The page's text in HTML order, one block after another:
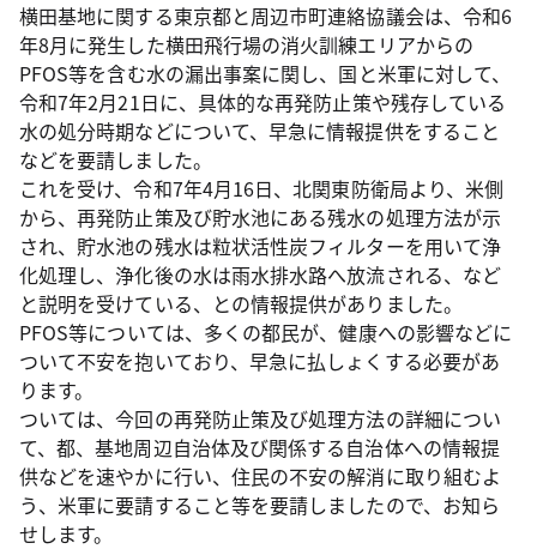
横田基地に関する東京都と周辺市町連絡協議会は、令和6
年8月に発生した横田飛行場の消火訓練エリアからの
PFOS等を含む水の漏出事案に関し、国と米軍に対して、
令和7年2月21日に、具体的な再発防止策や残存している
水の処分時期などについて、早急に情報提供をすること
などを要請しました。
これを受け、令和7年4月16日、北関東防衛局より、米側
から、再発防止策及び貯水池にある残水の処理方法が示
され、貯水池の残水は粒状活性炭フィルターを用いて浄
化処理し、浄化後の水は雨水排水路へ放流される、など
と説明を受けている、との情報提供がありました。
PFOS等については、多くの都民が、健康への影響などに
ついて不安を抱いており、早急に払しょくする必要があ
ります。
ついては、今回の再発防止策及び処理方法の詳細につい
て、都、基地周辺自治体及び関係する自治体への情報提
供などを速やかに行い、住民の不安の解消に取り組むよ
う、米軍に要請すること等を要請しましたので、お知ら
せします。